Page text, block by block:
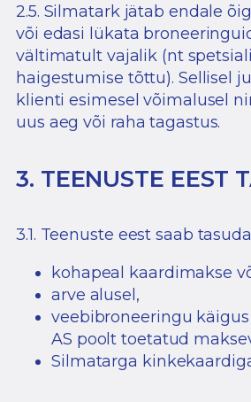
2.5. Silmatark jätab endale
või edasi lükata
vältimatult vajalik (nt
haigestumise tõttu). Sellisel
klienti esimesel võimalusel
uus aeg või raha tagastus.
3. TEENUSTE EEST
3.1. Teenuste eest saab
kohapeal kaardimakse
arve alusel,
veebibroneeringu
AS poolt toetatud
Silmatarga